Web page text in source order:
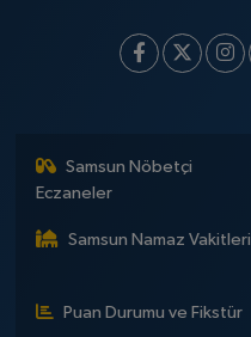
Samsun Nöbetçi
Eczaneler
Samsun Namaz Vakitleri
Puan Durumu ve Fikstür